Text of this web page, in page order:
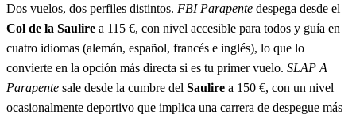
Dos vuelos, dos perfiles distintos. FBI Parapente despega desde el
Col de la Saulire a 115 €, con nivel accesible para todos y guía en
cuatro idiomas (alemán, español, francés e inglés), lo que lo
convierte en la opción más directa si es tu primer vuelo. SLAP A
Parapente sale desde la cumbre del Saulire a 150 €, con un nivel
ocasionalmente deportivo que implica una carrera de despegue más